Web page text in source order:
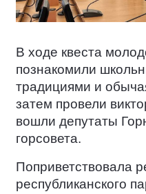
В ходе квеста
познакомили
традициями и
затем провели
вошли депутаты
горсовета.
Поприветствовала
республиканского